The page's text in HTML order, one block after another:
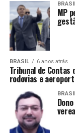
MP
BRASIL 6 anos atrás
Tribunal de Contas
rodovias e